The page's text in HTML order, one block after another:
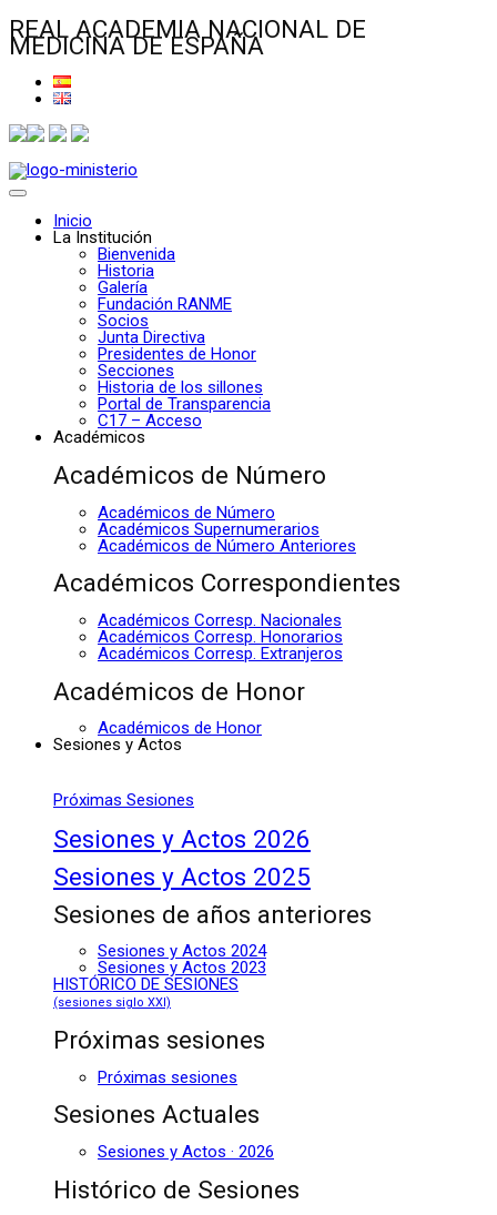
REAL ACADEMIA NACIONAL DE
MEDICINA DE ESPAÑA
Inicio
La Institución
Bienvenida
Historia
Galería
Fundación RANME
Socios
Junta Directiva
Presidentes de Honor
Secciones
Historia de los sillones
Portal de Transparencia
C17 – Acceso
Académicos
Académicos de Número
Académicos de Número
Académicos Supernumerarios
Académicos de Número Anteriores
Académicos Correspondientes
Académicos Corresp. Nacionales
Académicos Corresp. Honorarios
Académicos Corresp. Extranjeros
Académicos de Honor
Académicos de Honor
Sesiones y Actos
Próximas Sesiones
Sesiones y Actos 2026
Sesiones y Actos 2025
Sesiones de años anteriores
Sesiones y Actos 2024
Sesiones y Actos 2023
HISTÓRICO DE SESIONES
(sesiones siglo XXI)
Próximas sesiones
Próximas sesiones
Sesiones Actuales
Sesiones y Actos · 2026
Histórico de Sesiones